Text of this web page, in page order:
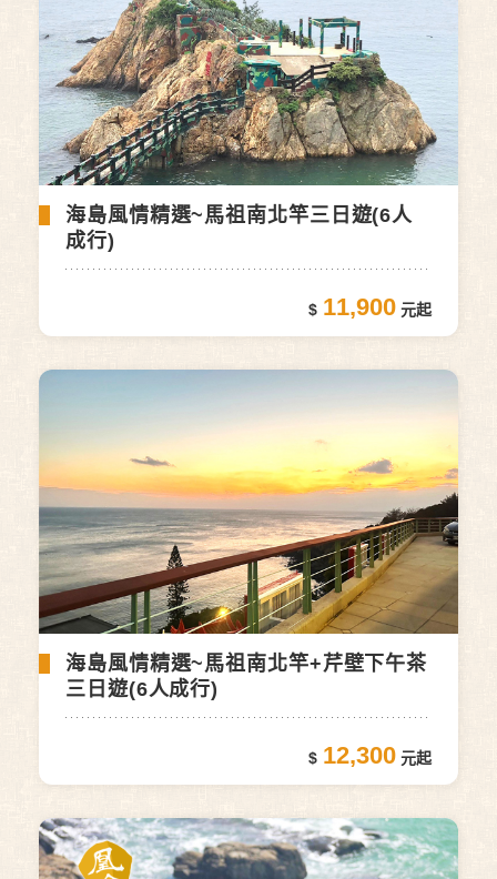
海島風情精選~馬祖南北竿三日遊(6人
成行)
11,900
海島風情精選~馬祖南北竿+芹壁下午茶
三日遊(6人成行)
12,300